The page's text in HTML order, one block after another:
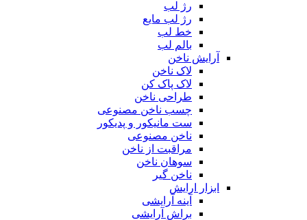
رژ لب
رژ لب مایع
خط لب
بالم لب
آرایش ناخن
لاک ناخن
لاک پاک کن
طراحی ناخن
چسب ناخن مصنوعی
ست مانیکور و پدیکور
ناخن مصنوعی
مراقبت از ناخن
سوهان ناخن
ناخن گیر
ابزار ارایش
آینه آرایشی
براش آرایشی